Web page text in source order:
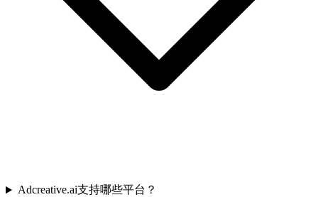
Adcreative.ai支持哪些平台？